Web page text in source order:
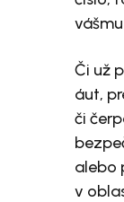
Či už
áut,
či
alebo
v